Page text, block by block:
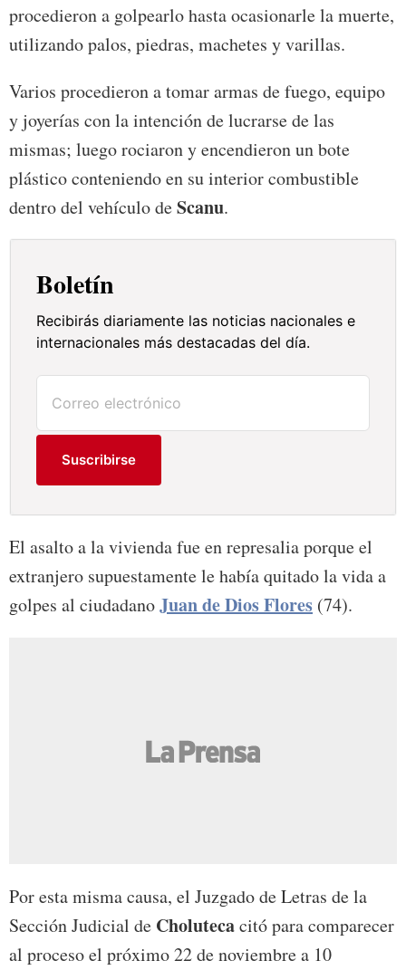
procedieron a golpearlo hasta ocasionarle la muerte,
utilizando palos, piedras, machetes y varillas.
Varios procedieron a tomar armas de fuego, equipo
y joyerías con la intención de lucrarse de las
mismas; luego rociaron y encendieron un bote
plástico conteniendo en su interior combustible
dentro del vehículo deScanu.
Boletín
Recibirás diariamente las noticias nacionales e
internacionales más destacadas del día.
Suscribirse
El asalto a la vivienda fue en represalia porque el
extranjero supuestamente le había quitado la vida a
golpes al ciudadanoJuan de Dios Flores (74).
Por esta misma causa, el Juzgado de Letras de la
Sección Judicial de Cholutecacitó para comparecer
al proceso el próximo 22 de noviembre a 10